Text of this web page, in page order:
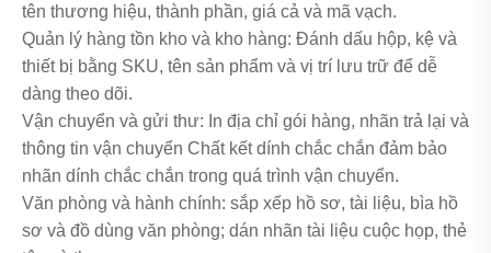
tên thương hiệu, thành phần, giá cả và mã vạch.
Quản lý hàng tồn kho và kho hàng: Đánh dấu hộp, kệ và
thiết bị bằng SKU, tên sản phẩm và vị trí lưu trữ để dễ
dàng theo dõi.
Vận chuyển và gửi thư: In địa chỉ gói hàng, nhãn trả lại và
thông tin vận chuyển Chất kết dính chắc chắn đảm bảo
nhãn dính chắc chắn trong quá trình vận chuyển.
Văn phòng và hành chính: sắp xếp hồ sơ, tài liệu, bìa hồ
sơ và đồ dùng văn phòng; dán nhãn tài liệu cuộc họp, thẻ